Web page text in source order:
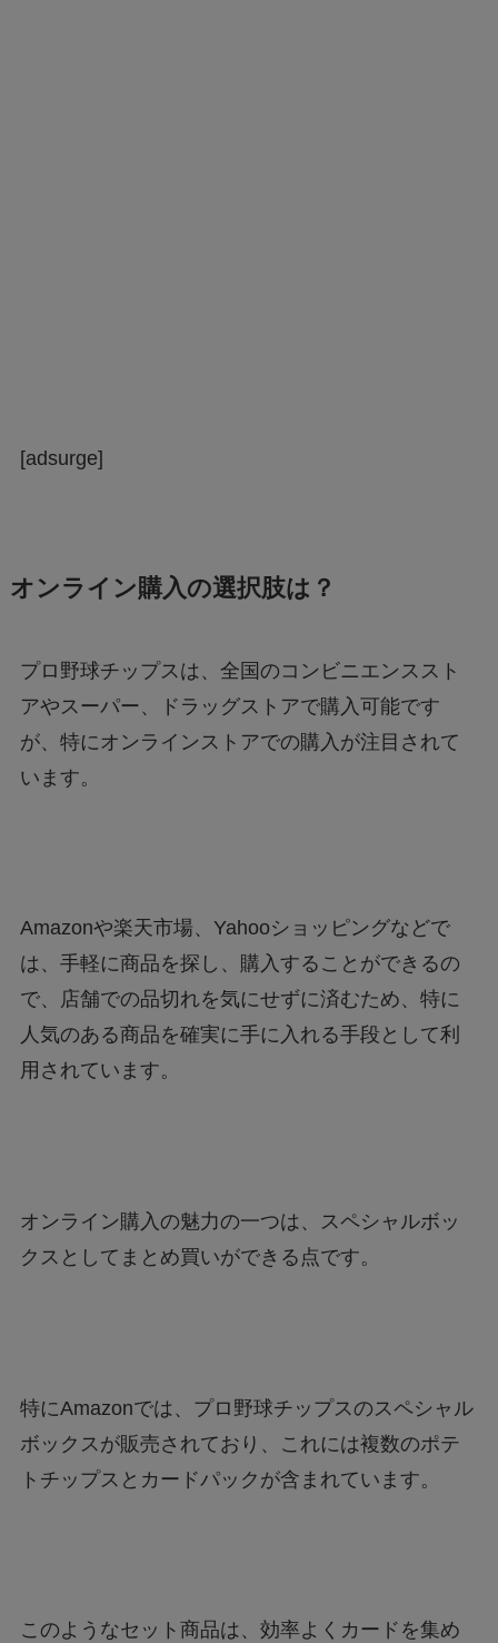
[adsurge]
オンライン購入の選択肢は？
プロ野球チップスは、全国のコンビニエンススト
アやスーパー、ドラッグストアで購入可能です
が、特にオンラインストアでの購入が注目されて
います。
Amazonや楽天市場、Yahooショッピングなどで
は、手軽に商品を探し、購入することができるの
で、店舗での品切れを気にせずに済むため、特に
人気のある商品を確実に手に入れる手段として利
用されています。
オンライン購入の魅力の一つは、スペシャルボッ
クスとしてまとめ買いができる点です。
特にAmazonでは、プロ野球チップスのスペシャル
ボックスが販売されており、これには複数のポテ
トチップスとカードパックが含まれています。
このようなセット商品は、効率よくカードを集め